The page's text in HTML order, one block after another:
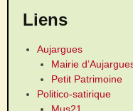
Liens
Aujargues
Mairie
Petit Patrimoine
Politico-satirique